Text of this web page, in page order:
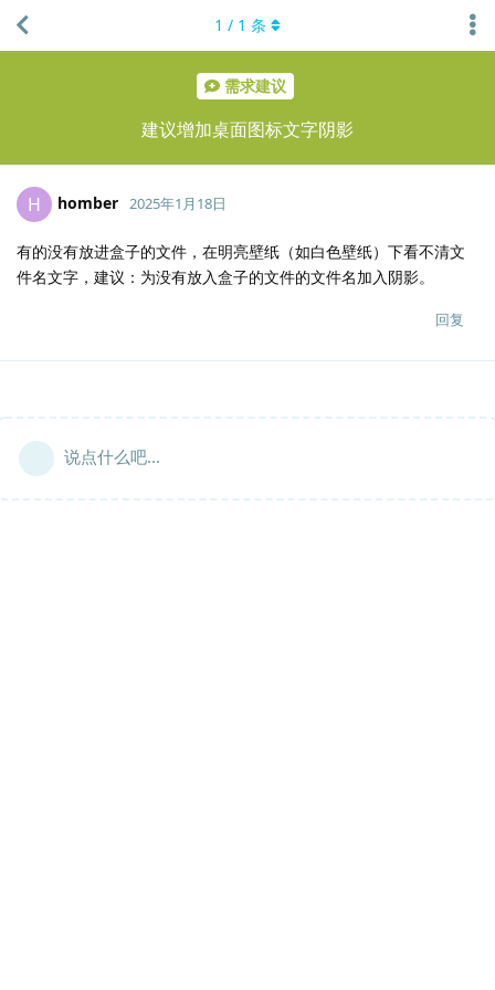
需求建议
建议增加桌面图标文字阴影
1 / 1 条
H homber 2025年1月18日
有的没有放进盒子的文件，在明亮壁纸（如白色壁纸）下看不清文
件名文字，建议：为没有放入盒子的文件的文件名加入阴影。
回复
说点什么吧...